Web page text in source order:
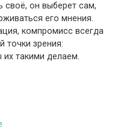
своё, он выберет сам,
его мнения.
компромисс всегда
точки зрения:
такими делаем.